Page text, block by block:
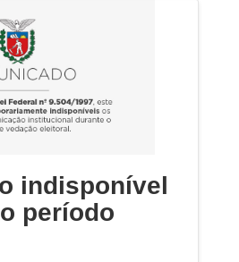
indisponível
período